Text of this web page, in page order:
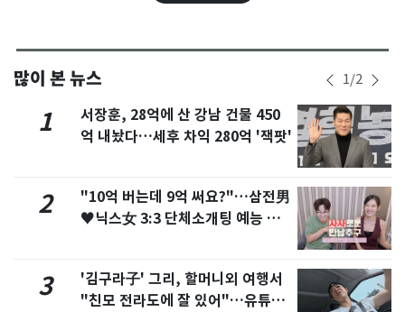
많이 본 뉴스 1/2
1
서장훈, 28억에 산 강남 건물 450
억 내놨다…세후 차익 280억 '잭팟'
2
"10억 버는데 9억 써요?"…삼전男
♥닉스女 3:3 단체소개팅 예능 화
3
'김구라子' 그리, 할머니외 여행서
"친모 전라도에 잘 있어"…유튜브